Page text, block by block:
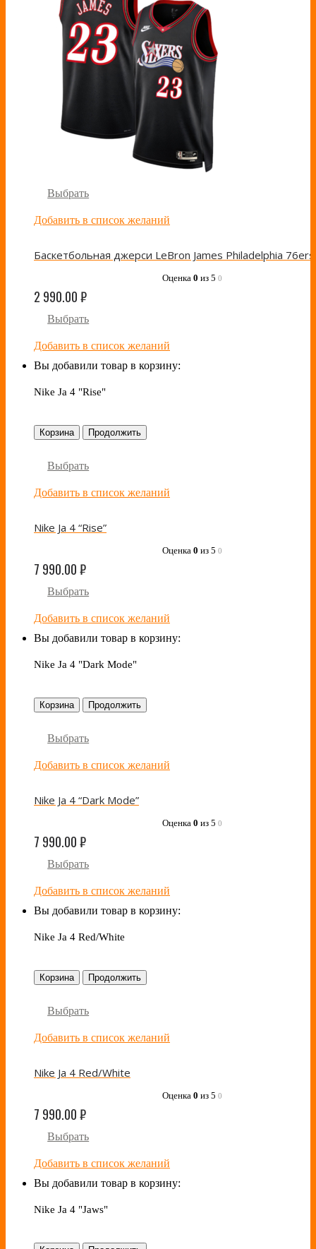
Выбрать
Добавить в список желаний
Оценка 0 из 5 0
2 990.00₽
Выбрать
Добавить в список желаний
Вы добавили товар в корзину:
Nike Ja 4 "Rise"
Корзина Продолжить
Выбрать
Добавить в список желаний
Nike Ja 4 “Rise”
Оценка 0 из 5 0
7 990.00₽
Выбрать
Добавить в список желаний
Вы добавили товар в корзину:
Nike Ja 4 "Dark Mode"
Корзина Продолжить
Выбрать
Добавить в список желаний
Nike Ja 4 “Dark Mode”
Оценка 0 из 5 0
7 990.00₽
Выбрать
Добавить в список желаний
Вы добавили товар в корзину:
Nike Ja 4 Red/White
Корзина Продолжить
Выбрать
Добавить в список желаний
Nike Ja 4 Red/White
Оценка 0 из 5 0
7 990.00₽
Выбрать
Добавить в список желаний
Вы добавили товар в корзину:
Nike Ja 4 "Jaws"